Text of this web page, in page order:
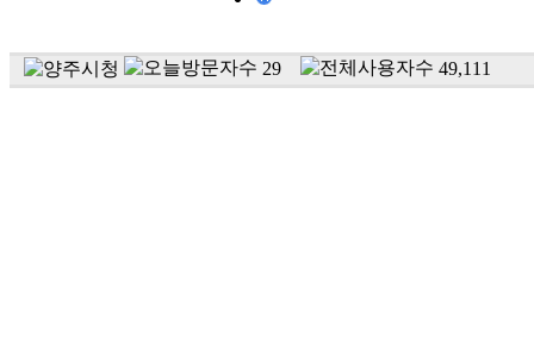
29 49,111